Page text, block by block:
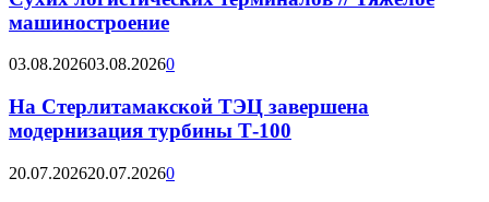
машиностроение
03.08.202603.08.20260
На Стерлитамакской ТЭЦ завершена
модернизация турбины Т-100
20.07.202620.07.20260